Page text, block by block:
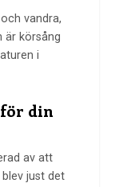
vandra,
är körsång
i
din
av att
just det